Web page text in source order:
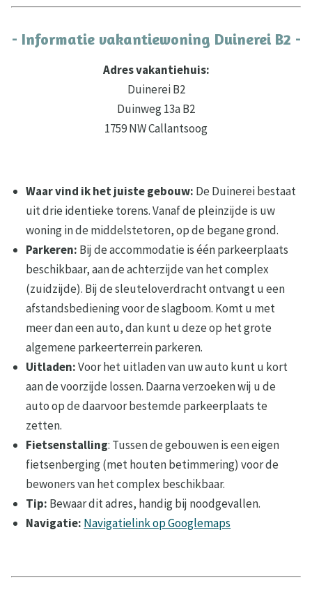
- Informatie vakantiewoning Duinerei B2 -
Adres vakantiehuis:
Duinerei B2
Duinweg 13a B2
1759 NW Callantsoog
Waar vind ik het juiste gebouw: De Duinerei bestaat
uit drie identieke torens. Vanaf de pleinzijde is uw
woning in de middelstetoren, op de begane grond.
Parkeren: Bij de accommodatie is één parkeerplaats
beschikbaar, aan de achterzijde van het complex
(zuidzijde). Bij de sleuteloverdracht ontvangt u een
afstandsbediening voor de slagboom. Komt u met
meer dan een auto, dan kunt u deze op het grote
algemene parkeerterrein parkeren.
Uitladen:Voor het uitladen van uw auto kunt u kort
aan de voorzijde lossen. Daarna verzoeken wij u de
auto op de daarvoor bestemde parkeerplaats te
zetten.
Fietsenstalling: Tussen de gebouwen is een eigen
fietsenberging (met houten betimmering) voor de
bewoners van het complex beschikbaar.
Tip: Bewaar dit adres, handig bij noodgevallen.
Navigatie: Navigatielink op Googlemaps